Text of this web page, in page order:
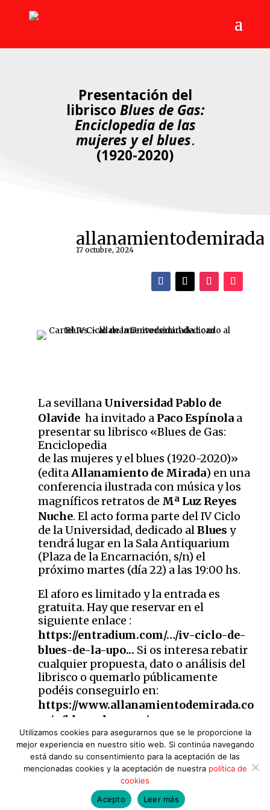
Presentación del
librisco Blues de Gas:
Enciclopedia de las
mujeres y el blues.
(1920-2020)
allanamientodemirada
17 octubre, 2024
La sevillana Universidad Pablo de
Olavideha invitado a Paco Espínolaa
presentar su librisco «Blues de Gas:
Enciclopedia
de las mujeres y el blues (1920-2020)»
(editaAllanamiento de Mirada) en una
conferencia ilustrada con música y los
magníficos retratos de Mª Luz Reyes
Nuche. El acto forma parte del IV Ciclo
de la Universidad, dedicado alBlues y
tendrá lugar en la Sala Antiquarium
(Plaza de la Encarnación, s/n) el
próximo martes (día 22) a las 19:00 hs.
El aforo es limitado y la entrada es
gratuita. Hay que reservar en el
siguiente enlace :
https://entradium.com/…/iv-ciclo-de-
blues-de-la-upo... Si os interesa rebatir
cualquier propuesta, dato o análisis del
librisco o quemarlo públicamente
podéis conseguirlo en:
https://www.allanamientodemirada.co
m/…/blues-de-gas…/
Utilizamos cookies para asegurarnos que se le proporcione la
mejor experiencia en nuestro sitio web. Si continúa navegando
está dando su consentimiento para la aceptación de las
mencionadas cookies y la aceptación de nuestra política de
cookies
Acepto
Leer más